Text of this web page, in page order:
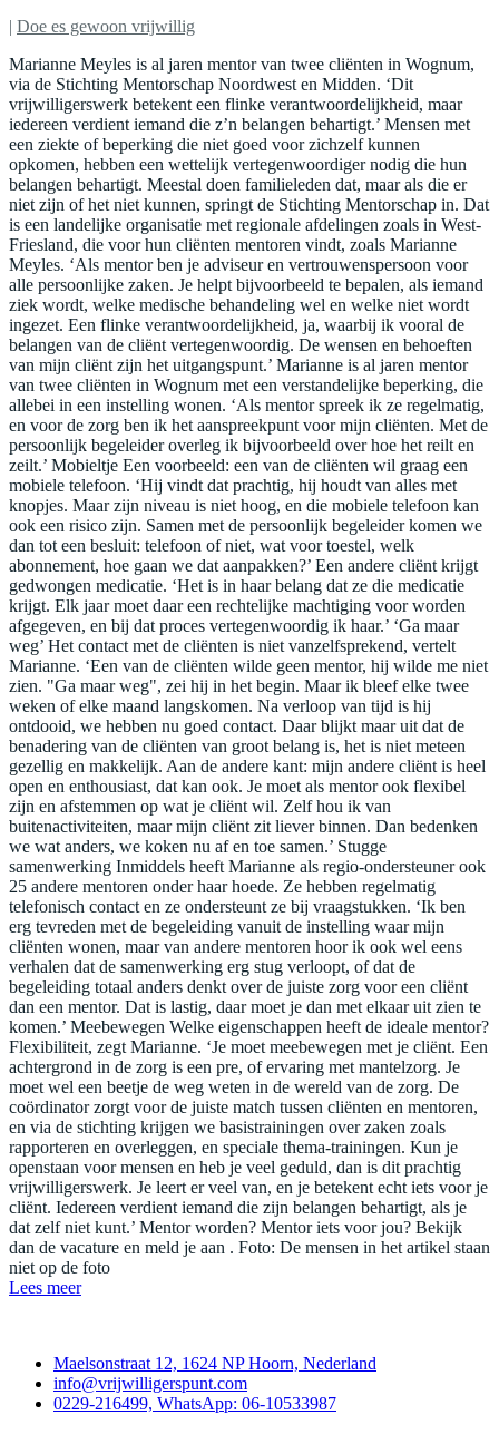
| Doe es gewoon vrijwillig
Marianne Meyles is al jaren mentor van twee cliënten in Wognum,
via de Stichting Mentorschap Noordwest en Midden. ‘Dit
vrijwilligerswerk betekent een flinke verantwoordelijkheid, maar
iedereen verdient iemand die z’n belangen behartigt.’ Mensen met
een ziekte of beperking die niet goed voor zichzelf kunnen
opkomen, hebben een wettelijk vertegenwoordiger nodig die hun
belangen behartigt. Meestal doen familieleden dat, maar als die er
niet zijn of het niet kunnen, springt de Stichting Mentorschap in. Dat
is een landelijke organisatie met regionale afdelingen zoals in West-
Friesland, die voor hun cliënten mentoren vindt, zoals Marianne
Meyles. ‘Als mentor ben je adviseur en vertrouwenspersoon voor
alle persoonlijke zaken. Je helpt bijvoorbeeld te bepalen, als iemand
ziek wordt, welke medische behandeling wel en welke niet wordt
ingezet. Een flinke verantwoordelijkheid, ja, waarbij ik vooral de
belangen van de cliënt vertegenwoordig. De wensen en behoeften
van mijn cliënt zijn het uitgangspunt.’ Marianne is al jaren mentor
van twee cliënten in Wognum met een verstandelijke beperking, die
allebei in een instelling wonen. ‘Als mentor spreek ik ze regelmatig,
en voor de zorg ben ik het aanspreekpunt voor mijn cliënten. Met de
persoonlijk begeleider overleg ik bijvoorbeeld over hoe het reilt en
zeilt.’ Mobieltje Een voorbeeld: een van de cliënten wil graag een
mobiele telefoon. ‘Hij vindt dat prachtig, hij houdt van alles met
knopjes. Maar zijn niveau is niet hoog, en die mobiele telefoon kan
ook een risico zijn. Samen met de persoonlijk begeleider komen we
dan tot een besluit: telefoon of niet, wat voor toestel, welk
abonnement, hoe gaan we dat aanpakken?’ Een andere cliënt krijgt
gedwongen medicatie. ‘Het is in haar belang dat ze die medicatie
krijgt. Elk jaar moet daar een rechtelijke machtiging voor worden
afgegeven, en bij dat proces vertegenwoordig ik haar.’ ‘Ga maar
weg’ Het contact met de cliënten is niet vanzelfsprekend, vertelt
Marianne. ‘Een van de cliënten wilde geen mentor, hij wilde me niet
zien. "Ga maar weg", zei hij in het begin. Maar ik bleef elke twee
weken of elke maand langskomen. Na verloop van tijd is hij
ontdooid, we hebben nu goed contact. Daar blijkt maar uit dat de
benadering van de cliënten van groot belang is, het is niet meteen
gezellig en makkelijk. Aan de andere kant: mijn andere cliënt is heel
open en enthousiast, dat kan ook. Je moet als mentor ook flexibel
zijn en afstemmen op wat je cliënt wil. Zelf hou ik van
buitenactiviteiten, maar mijn cliënt zit liever binnen. Dan bedenken
we wat anders, we koken nu af en toe samen.’ Stugge
samenwerking Inmiddels heeft Marianne als regio-ondersteuner ook
25 andere mentoren onder haar hoede. Ze hebben regelmatig
telefonisch contact en ze ondersteunt ze bij vraagstukken. ‘Ik ben
erg tevreden met de begeleiding vanuit de instelling waar mijn
cliënten wonen, maar van andere mentoren hoor ik ook wel eens
verhalen dat de samenwerking erg stug verloopt, of dat de
begeleiding totaal anders denkt over de juiste zorg voor een cliënt
dan een mentor. Dat is lastig, daar moet je dan met elkaar uit zien te
komen.’ Meebewegen Welke eigenschappen heeft de ideale mentor?
Flexibiliteit, zegt Marianne. ‘Je moet meebewegen met je cliënt. Een
achtergrond in de zorg is een pre, of ervaring met mantelzorg. Je
moet wel een beetje de weg weten in de wereld van de zorg. De
coördinator zorgt voor de juiste match tussen cliënten en mentoren,
en via de stichting krijgen we basistrainingen over zaken zoals
rapporteren en overleggen, en speciale thema-trainingen. Kun je
openstaan voor mensen en heb je veel geduld, dan is dit prachtig
vrijwilligerswerk. Je leert er veel van, en je betekent echt iets voor je
cliënt. Iedereen verdient iemand die zijn belangen behartigt, als je
dat zelf niet kunt.’ Mentor worden? Mentor iets voor jou? Bekijk
dan de vacature en meld je aan . Foto: De mensen in het artikel staan
niet op de foto
Lees meer
Maelsonstraat 12, 1624 NP Hoorn, Nederland
info@vrijwilligerspunt.com
0229-216499, WhatsApp: 06-10533987